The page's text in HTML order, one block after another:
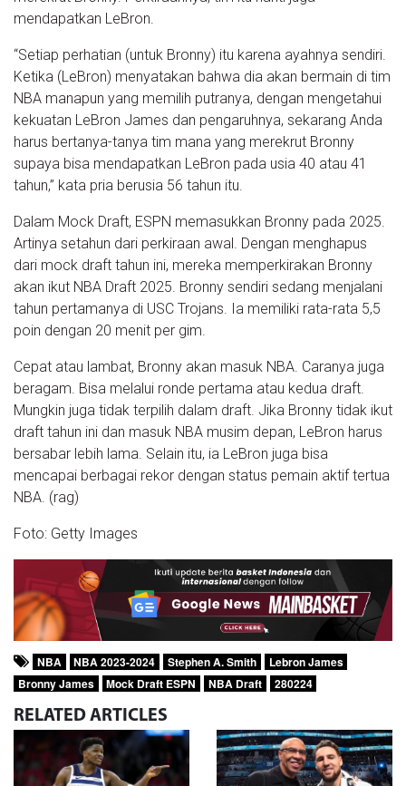
mendapatkan LeBron.
“Setiap perhatian (untuk Bronny) itu karena ayahnya sendiri.
Ketika (LeBron) menyatakan bahwa dia akan bermain di tim
NBA manapun yang memilih putranya, dengan mengetahui
kekuatan LeBron James dan pengaruhnya, sekarang Anda
harus bertanya-tanya tim mana yang merekrut Bronny
supaya bisa mendapatkan LeBron pada usia 40 atau 41
tahun,” kata pria berusia 56 tahun itu.
Dalam Mock Draft, ESPN memasukkan Bronny pada 2025.
Artinya setahun dari perkiraan awal. Dengan menghapus
dari mock draft tahun ini, mereka memperkirakan Bronny
akan ikut NBA Draft 2025. Bronny sendiri sedang menjalani
tahun pertamanya di USC Trojans. Ia memiliki rata-rata 5,5
poin dengan 20 menit per gim.
Cepat atau lambat, Bronny akan masuk NBA. Caranya juga
beragam. Bisa melalui ronde pertama atau kedua draft.
Mungkin juga tidak terpilih dalam draft. Jika Bronny tidak ikut
draft tahun ini dan masuk NBA musim depan, LeBron harus
bersabar lebih lama. Selain itu, ia LeBron juga bisa
mencapai berbagai rekor dengan status pemain aktif tertua
NBA. (rag)
Foto: Getty Images
NBA NBA 2023-2024 Stephen A. Smith
Lebron James
Bronny James
Mock Draft ESPN NBA Draft 280224
RELATED ARTICLES